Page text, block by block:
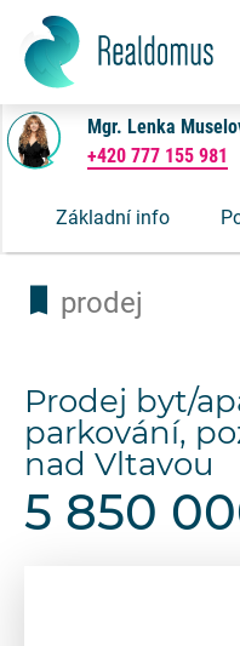
Základní info
Mgr. Lenka
+420 777 155 981
prodej
Prodej byt/
parkování,
nad Vltavou
5 850